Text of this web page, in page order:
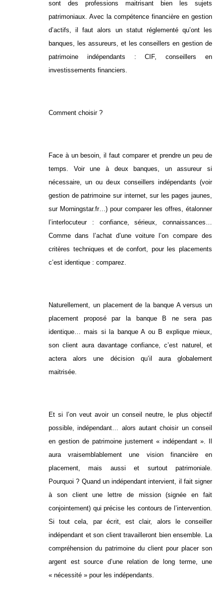
sont des professions maitrisant bien les sujets
patrimoniaux. Avec la compétence financière en gestion
d’actifs, il faut alors un statut réglementé qu’ont les
banques, les assureurs, et les conseillers en gestion de
patrimoine indépendants : CIF, conseillers en
investissements financiers.
Comment choisir ?
Face à un besoin, il faut comparer et prendre un peu de
temps. Voir une à deux banques, un assureur si
nécessaire, un ou deux conseillers indépendants (voir
gestion de patrimoine sur internet, sur les pages jaunes,
sur Morningstar.fr…) pour comparer les offres, étalonner
l’interlocuteur : confiance, sérieux, connaissances…
Comme dans l’achat d’une voiture l’on compare des
critères techniques et de confort, pour les placements
c’est identique : comparez.
Naturellement, un placement de la banque A versus un
placement proposé par la banque B ne sera pas
identique… mais si la banque A ou B explique mieux,
son client aura davantage confiance, c’est naturel, et
actera alors une décision qu’il aura globalement
maitrisée.
Et si l’on veut avoir un conseil neutre, le plus objectif
possible, indépendant… alors autant choisir un conseil
en gestion de patrimoine justement « indépendant ». Il
aura vraisemblablement une vision financière en
placement, mais aussi et surtout patrimoniale.
Pourquoi ? Quand un indépendant intervient, il fait signer
à son client une lettre de mission (signée en fait
conjointement) qui précise les contours de l’intervention.
Si tout cela, par écrit, est clair, alors le conseiller
indépendant et son client travailleront bien ensemble. La
compréhension du patrimoine du client pour placer son
argent est source d’une relation de long terme, une
« nécessité » pour les indépendants.